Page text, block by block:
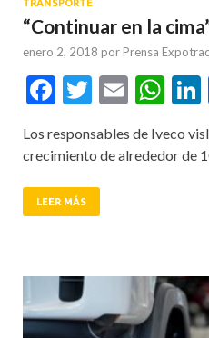
TRANSPORTE
“Continuar en la
enero 2, 2018 por Prensa
Facebook
Twitter
Email
Los responsables de Iveco
crecimiento de alrededor de
LEER MÁS